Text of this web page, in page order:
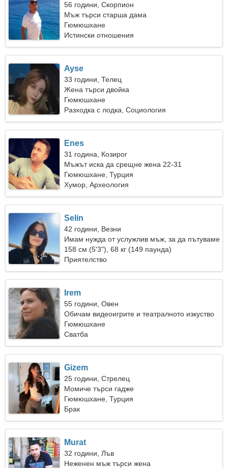
56 години, Скорпион
Мъж търси старша дама
Гюмюшхане
Истински отношения
Ayse
33 години, Телец
Жена търси двойка
Гюмюшхане
Разходка с лодка, Социология
Enes
31 година, Козирог
Мъжът иска да срещне жена 22-31
Гюмюшхане, Турция
Хумор, Археология
Selin
42 години, Везни
Имам нужда от услужлив мъж, за да пътуваме
заедно
158 см (5'3"), 68 кг (149 паунда)
Приятелство
Irem
55 години, Овен
Обичам видеоигрите и театралното изкуство
Гюмюшхане
Сватба
Gizem
25 години, Стрелец
Момиче търси гадже
Гюмюшхане, Турция
Брак
Murat
32 години, Лъв
Неженен мъж търси жена